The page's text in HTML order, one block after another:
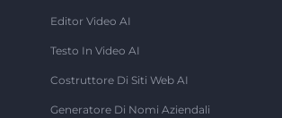
Editor Video AI
Testo In Video AI
Costruttore Di Siti Web AI
Generatore Di Nomi Aziendali